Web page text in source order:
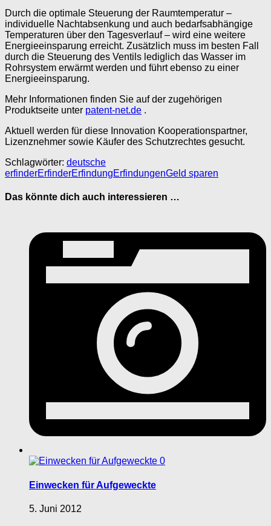
Durch die optimale Steuerung der Raumtemperatur –
individuelle Nachtabsenkung und auch bedarfsabhängige
Temperaturen über den Tagesverlauf – wird eine weitere
Energieeinsparung erreicht. Zusätzlich muss im besten Fall
durch die Steuerung des Ventils lediglich das Wasser im
Rohrsystem erwärmt werden und führt ebenso zu einer
Energieeinsparung.
Mehr Informationen finden Sie auf der zugehörigen
Produktseite unter patent-net.de .
Aktuell werden für diese Innovation Kooperationspartner,
Lizenznehmer sowie Käufer des Schutzrechtes gesucht.
Schlagwörter: deutsche
erfinderErfinderErfindungErfindungenGeld sparen
Das könnte dich auch interessieren …
0
Einwecken für Aufgeweckte
5. Juni 2012